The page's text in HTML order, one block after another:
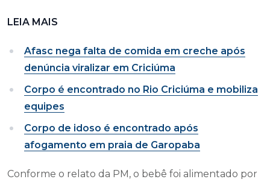
LEIA MAIS
Afasc nega falta de comida em creche após
denúncia viralizar em Criciúma
Corpo é encontrado no Rio Criciúma e mobiliza
equipes
Corpo de idoso é encontrado após
afogamento em praia de Garopaba
Conforme o relato da PM, o bebê foi alimentado por